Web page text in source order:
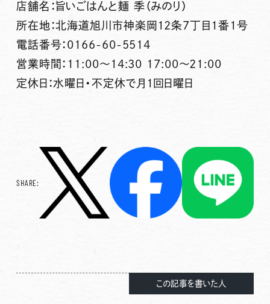
店舗名：旨いごはんと麺 季（みのり）
所在地：北海道旭川市神楽岡12条7丁目1番1号
電話番号：0166-60-5514
営業時間：11:00～14:30 17:00～21:00
定休日：水曜日・不定休で月1回日曜日
SHARE:
この記事を書いた人